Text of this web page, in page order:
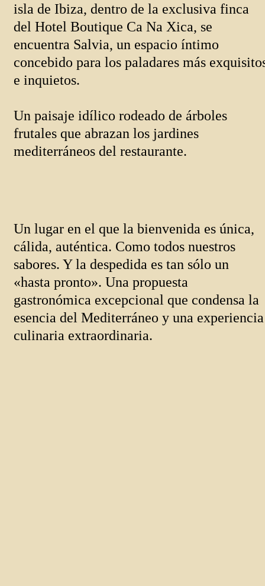
isla de Ibiza, dentro de la exclusiva finca
del Hotel Boutique Ca Na Xica, se
encuentra Salvia, un espacio íntimo
concebido para los paladares más
e inquietos.
Un paisaje idílico rodeado de árboles
frutales que abrazan los jardines
mediterráneos del restaurante.
Un lugar en el que la bienvenida es única,
cálida, auténtica. Como todos nuestros
sabores. Y la despedida es tan sólo un
«hasta pronto». Una propuesta
gastronómica excepcional que condensa la
esencia del Mediterráneo y una experiencia
culinaria extraordinaria.